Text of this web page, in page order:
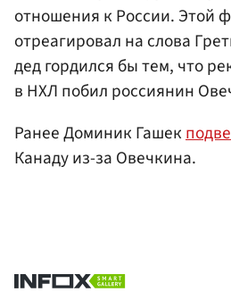
отношения к России. Этой
отреагировал на слова
дед гордился бы тем, что
в НХЛ побил россиянин
Ранее Доминик Гашек
Канаду из-за Овечкина.